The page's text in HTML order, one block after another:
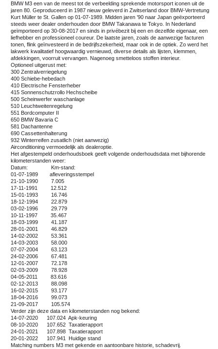
BMW M3 een van de meest tot de verbeelding sprekende motorsport iconen uit de
jaren 80. Geproduceerd in 1987 nieuw geleverd in Zwitserland door BMW-Vertretung
Kurt Müller te St. Gallen op 01-07-1989. Midden jaren ’90 naar Japan geëxporteerd
steeds weer dealer onderhouden door BMW Takanawa te Tokyo. In Nederland
geïmporteerd op 30-08-2017 en sinds in privébezit bij een en dezelfde eigenaar, een
liefhebber en professioneel coureur. De laatste jaren, zoals de aanwezige facturen
tonen, flink geïnvesteerd in de bedrijfszekerheid, maar ook in de optiek. Zo werd het
lakwerk kwalitatief hoogwaardig vernieuwd, diverse details als lijsten, klemmen,
afdekkingen, voorruit vervangen. Nagenoeg smetteloos stoffen interieur.
Optioneel uitgerust met:
300 Zentralverriegelung
400 Schiebe-hebedach
410 Electrische Fensterheber
415 Sonnenschutzrollo Hechscheibe
500 Scheinwerfer waschanlage
510 Leuchtweitenregelung
551 Bordcomputer II
650 BMW Bavaria C
581 Dachantenne
690 Cassettenhalterung
932 Winterreifen zusatlich (niet aanwezig)
Airconditioning vermoedelijk als dealeroptie.
Het afgestempeld onderhoudsboek geeft volgende onderhoudsdata met bijhorende
kilometerstanden weer:
Datum: Km-stand:
01-07-1989 afleveringsstempel
21-10-1990 7.005
17-11-1991 12.512
15-01-1993 16.746
18-12-1994 22.879
03-02-1996 29.779
10-11-1997 35.467
18-03-1999 41.187
28-01-2001 46.829
14-02-2002 53.361
14-03-2003 58.000
07-07-2004 63.123
24-02-2006 67.481
12-01-2007 72.178
02-03-2009 78.928
04-05-2011 83.616
02-12-2013 88.098
16-02-2015 93.177
18-04-2016 99.073
21-09-2017 105.574
Verder zijn deze data en kilometerstanden nog bekend:
14-07-2020 107.024 Apk-keuring
08-10-2020 107.652 Taxatierapport
24-01-2021 107.898 Taxatierapport
20-01-2022 107.941 Huidige stand
Matching numbers M3 met gekende en aantoonbare historie, schadevrij.